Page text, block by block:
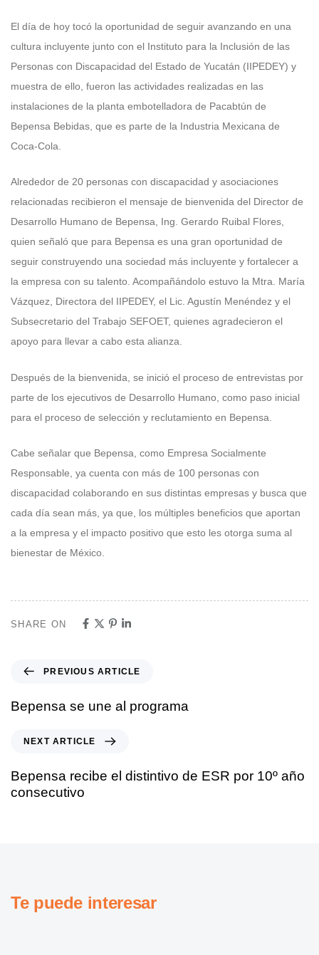
El día de hoy tocó la oportunidad de seguir avanzando en una
cultura incluyente junto con el Instituto para la Inclusión de las
Personas con Discapacidad del Estado de Yucatán (IIPEDEY) y
muestra de ello, fueron las actividades realizadas en las
instalaciones de la planta embotelladora de Pacabtún de
Bepensa Bebidas, que es parte de la Industria Mexicana de
Coca-Cola.
Alrededor de 20 personas con discapacidad y asociaciones
relacionadas recibieron el mensaje de bienvenida del Director de
Desarrollo Humano de Bepensa, Ing. Gerardo Ruibal Flores,
quien señaló que para Bepensa es una gran oportunidad de
seguir construyendo una sociedad más incluyente y fortalecer a
la empresa con su talento. Acompañándolo estuvo la Mtra. María
Vázquez, Directora del IIPEDEY, el Lic. Agustín Menéndez y el
Subsecretario del Trabajo SEFOET, quienes agradecieron el
apoyo para llevar a cabo esta alianza.
Después de la bienvenida, se inició el proceso de entrevistas por
parte de los ejecutivos de Desarrollo Humano, como paso inicial
para el proceso de selección y reclutamiento en Bepensa.
Cabe señalar que Bepensa, como Empresa Socialmente
Responsable, ya cuenta con más de 100 personas con
discapacidad colaborando en sus distintas empresas y busca que
cada día sean más, ya que, los múltiples beneficios que aportan
a la empresa y el impacto positivo que esto les otorga suma al
bienestar de México.
SHARE ON
PREVIOUS ARTICLE
Bepensa se une al programa
NEXT ARTICLE
Bepensa recibe el distintivo de ESR por 10º año
consecutivo
Te puede interesar